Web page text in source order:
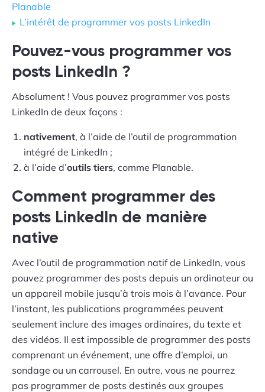
Planable
L’intérêt de programmer vos posts LinkedIn
Pouvez-vous programmer vos
posts LinkedIn ?
Absolument ! Vous pouvez programmer vos posts
LinkedIn de deux façons :
nativement, à l’aide de l’outil de programmation
intégré de LinkedIn ;
à l’aide d’outils tiers, comme Planable.
Comment programmer des
posts LinkedIn de manière
native
Avec l’outil de programmation natif de LinkedIn, vous
pouvez programmer des posts depuis un ordinateur ou
un appareil mobile jusqu’à trois mois à l’avance. Pour
l’instant, les publications programmées peuvent
seulement inclure des images ordinaires, du texte et
des vidéos. Il est impossible de programmer des posts
comprenant un événement, une offre d’emploi, un
sondage ou un carrousel. En outre, vous ne pourrez
pas programmer de posts destinés aux groupes